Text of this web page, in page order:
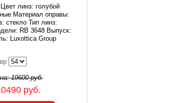
линз: голубой
Материал оправы:
стекло Тип линз:
RB 3648 Выпуск:
Luxottica Group
19600руб.
руб.